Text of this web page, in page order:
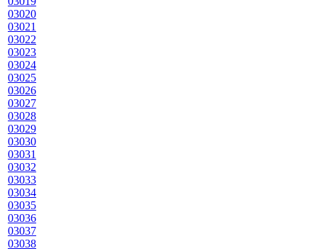
03020
03021
03022
03023
03024
03025
03026
03027
03028
03029
03030
03031
03032
03033
03034
03035
03036
03037
03038